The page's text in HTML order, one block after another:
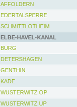
AFFOLDERN
EDERTALSPERRE
SCHMITTLOTHEIM
ELBE-HAVEL-KANAL
BURG
DETERSHAGEN
GENTHIN
KADE
WUSTERWITZ OP
WUSTERWITZ UP